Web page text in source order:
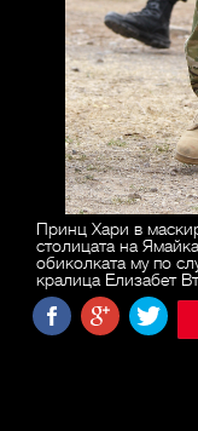
Принц Хари в
столицата на
обиколката му по
кралица Елизабет